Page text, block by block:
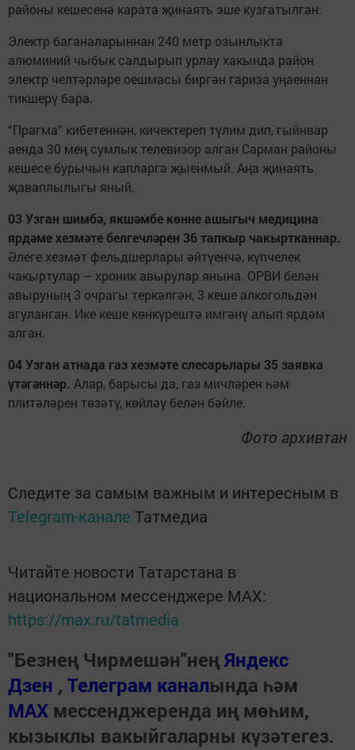
районы кешесенә карата җинаять эше кузгатылган.
Электр баганаларыннан 240 метр озынлыкта
алюминий чыбык салдырып урлау хакында район
электр челтәрләре оешмасы биргән гариза уңаеннан
тикшерү бара.
“Прагма” кибетеннән, кичектереп түлим дип, гыйнвар
аенда 30 мең сумлык телевизор алган Сарман районы
кешесе бурычын капларга җыенмый. Аңа җинаять
җаваплылыгы яный.
03 Узган шимбә, якшәмбе көнне ашыгыч медицина
ярдәме хезмәте белгечләрен 36 тапкыр чакыртканнар.
Әлеге хезмәт фельдшерлары әйтүенчә, күпчелек
чакыртулар – хроник авырулар янына. ОРВИ белән
авыруның 3 очрагы теркәлгән, 3 кеше алкогольдән
агуланган. Ике кеше көнкүрештә имгәнү алып ярдәм
алган.
04 Узган атнада газ хезмәте слесарьлары 35 заявка
үтәгәннәр. Алар, барысы да, газ мичләрен һәм
плитәләрен төзәтү, көйләү белән бәйле.
Фото архивтан
Следите за самым важным и интересным в
Telegram-канале Татмедиа
Читайте новости Татарстана в
национальном мессенджере MАХ:
https://max.ru/tatmedia
"Безнең Чирмешән"неңЯндекс
Дзен , Телеграм каналында һәм
МАХ мессенджеренда иң мөһим,
кызыклы вакыйгаларны күзәтегез.